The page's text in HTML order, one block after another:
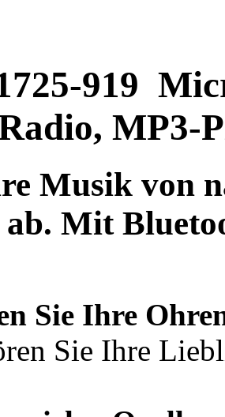
919
MP3-
Musik von
Mit
Sie Ihre
Sie Ihre